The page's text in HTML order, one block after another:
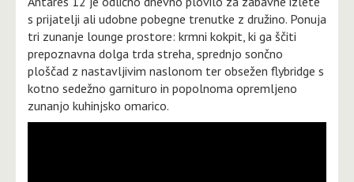
s prijatelji ali udobne pobegne trenutke z družino. Ponuja
tri zunanje lounge prostore: krmni kokpit, ki ga ščiti
prepoznavna dolga trda streha, sprednjo sončno
ploščad z nastavljivim naslonom ter obsežen flybridge s
kotno sedežno garnituro in popolnoma opremljeno
zunanjo kuhinjsko omarico.